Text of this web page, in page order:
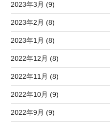
2023年3月 (9)
2023年2月 (8)
2023年1月 (8)
2022年12月 (8)
2022年11月 (8)
2022年10月 (9)
2022年9月 (9)